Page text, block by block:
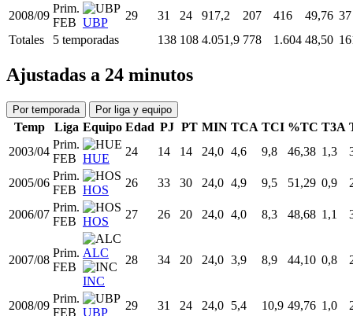
2008/09
Prim.
FEB UBP
29 31 24 917,2 207 416 49,76 37
Totales
5 temporadas 138 108 4.051,9 778 1.604 48,50
Ajustadas a 24 minutos
Por temporada Por liga y equipo
Temp Liga Equipo Edad PJ PT MIN TCA TCI %TC T3A
2003/04
Prim.
FEB HUE
24 14 14 24,0 4,6 9,8 46,38 1,3
2005/06
Prim.
FEB HOS
26 33 30 24,0 4,9 9,5 51,29 0,9
2006/07
Prim.
FEB HOS
27 26 20 24,0 4,0 8,3 48,68 1,1
2007/08
Prim.
FEB
ALC
INC
28 34 20 24,0 3,9 8,9 44,10 0,8
2008/09
Prim.
FEB UBP
29 31 24 24,0 5,4 10,9 49,76 1,0